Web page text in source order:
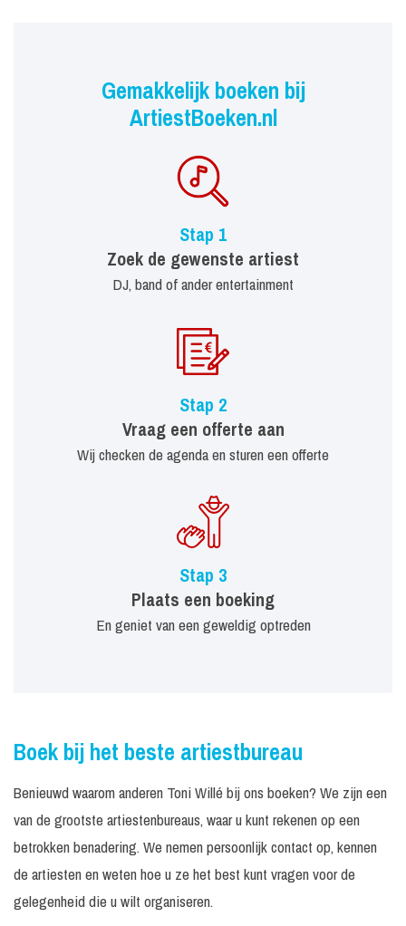
Gemakkelijk boeken bij
ArtiestBoeken.nl
Stap 1
Zoek de gewenste artiest
DJ, band of ander entertainment
Stap 2
Vraag een offerte aan
Wij checken de agenda en sturen een offerte
Stap 3
Plaats een boeking
En geniet van een geweldig optreden
Boek bij het beste artiestbureau
Benieuwd waarom anderen Toni Willé bij ons boeken? We zijn een
van de grootste artiestenbureaus, waar u kunt rekenen op een
betrokken benadering. We nemen persoonlijk contact op, kennen
de artiesten en weten hoe u ze het best kunt vragen voor de
gelegenheid die u wilt organiseren.